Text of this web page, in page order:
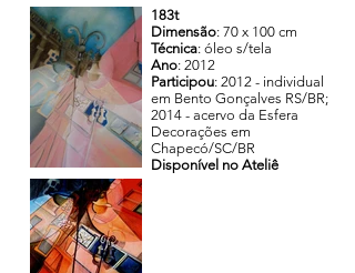
183t
Dimensão: 70 x 100 cm
Técnica: óleo s/tela
Ano: 2012
Participou: 2012 - individual
em Bento Gonçalves RS/BR;
2014 - acervo da Esfera
Decorações em
Chapecó/SC/BR
Disponível no Ateliê